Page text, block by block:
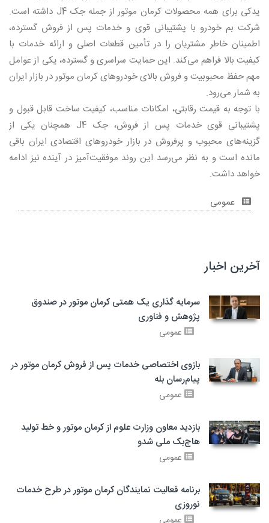
یدکی برای همه محصولات کرمان موتور از جمله جک J4 داشته است.
شرکت بم خودرو با پشتیبانی قوی و خدمات پس از فروش گسترده،
اطمینان خاطر مشتریان را در تأمین قطعات اصلی و ارائه خدمات با
کیفیت بالا فراهم می‌کند. این حمایت سراسری و گسترده، یکی از عوامل
مهم حفظ محبوبیت و فروش بالای خودروهای کرمان موتور در بازار ایران
به شمار می‌رود.
با توجه به قیمت رقابتی، امکانات مناسب، کیفیت ساخت قابل قبول و
پشتیبانی قوی خدمات پس از فروش، جک J4 همچنان یکی از
گزینه‌های محبوب و پرفروش در بازار خودروهای اقتصادی ایران باقی
مانده است و به نظر می‌رسد این روند موفقیت‌آمیز در آینده نیز ادامه
خواهد داشت.
عمومی
آخرین اخبار
سرمایه گذاری یک همتی کرمان موتور در صندوق
پژوهش و فناوری
عمومی
بازوی اختصاصی خدمات پس از فروش کرمان موتور در
پیام‌رسان بله
عمومی
بازدید معاون وزارت علوم از کرمان موتور و خط تولید
هاچ‌بک ملی شدو
عمومی
برنامه فعالیت نمایندگان کرمان موتور در طرح خدمات
نوروزی